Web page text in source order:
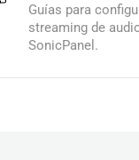
Guías para
streaming de
SonicPanel.